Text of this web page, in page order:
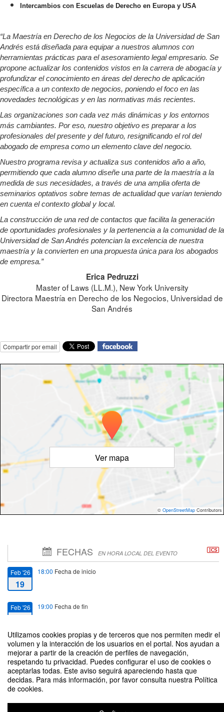
Utilizamos cookies propias y de terceros que nos permiten medir el
volumen y la interacción de los usuarios en el portal. Nos ayudan a
mejorar a partir de la creación de perfiles de navegación,
respetando tu privacidad. Puedes configurar el uso de cookies o
aceptarlas todas. Este aviso seguirá apareciendo hasta que
decidas. Para más información, por favor consulta nuestra Política
de cookies.
Intercambios con Escuelas de Derecho en Europa y USA
“La Maestría en Derecho de los Negocios de la Universidad de San
Andrés está diseñada para equipar a nuestros alumnos con
herramientas prácticas para el asesoramiento legal empresario. Se
propone actualizar los contenidos vistos en la carrera de abogacía y
profundizar el conocimiento en áreas del derecho de aplicación
específica a un contexto de negocios, poniendo el foco en las
novedades tecnológicas y en las normativas más recientes.
Las organizaciones son cada vez más dinámicas y los entornos
más cambiantes. Por eso, nuestro objetivo es preparar a los
profesionales del presente y del futuro, resignificando el rol del
abogado de empresa como un elemento clave del negocio.
Nuestro programa revisa y actualiza sus contenidos año a año,
permitiendo que cada alumno diseñe una parte de la maestría a la
medida de sus necesidades, a través de una amplia oferta de
seminarios optativos sobre temas de actualidad que varían teniendo
en cuenta el contexto global y local.
La construcción de una red de contactos que facilita la generación
de oportunidades profesionales y la pertenencia a la comunidad de la
Universidad de San Andrés potencian la excelencia de nuestra
maestría y la convierten en una propuesta única para los abogados
de empresa.”
Erica Pedruzzi
Master of Laws (LL.M.), New York University
Directora Maestría en Derecho de los Negocios, Universidad de
San Andrés
Compartir por email
Ver mapa
© OpenStreetMap Contributors
FECHAS EN HORA LOCAL DEL EVENTO
Feb '26
19
18:00 Fecha de inicio
Feb '26 19:00 Fecha de fin
Reunión Informativa Maestría en Derecho de los Negocios